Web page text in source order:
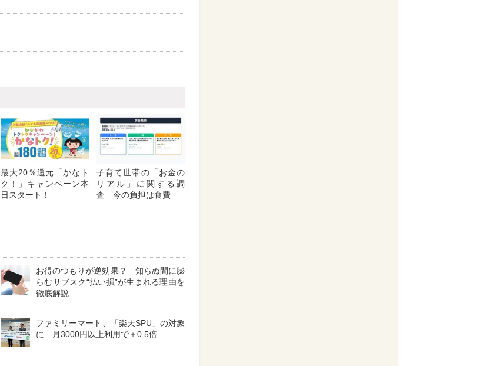
最大20％還元「かなト
ク！」キャンペーン本
日スタート！
子育て世帯の「お金の
リアル」に関する調
査 今の負担は食費
お得のつもりが逆効果？ 知らぬ間に膨
らむサブスク“払い損”が生まれる理由を
徹底解説
ファミリーマート、「楽天SPU」の対象
に 月3000円以上利用で＋0.5倍